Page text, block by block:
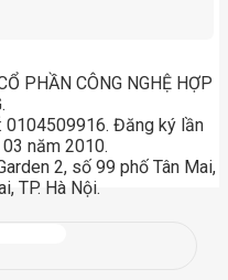
PHẦN CÔNG NGHỆ HỢP
0104509916. Đăng ký lần
năm 2010.
2, số 99 phố Tân Mai,
TP. Hà Nội.